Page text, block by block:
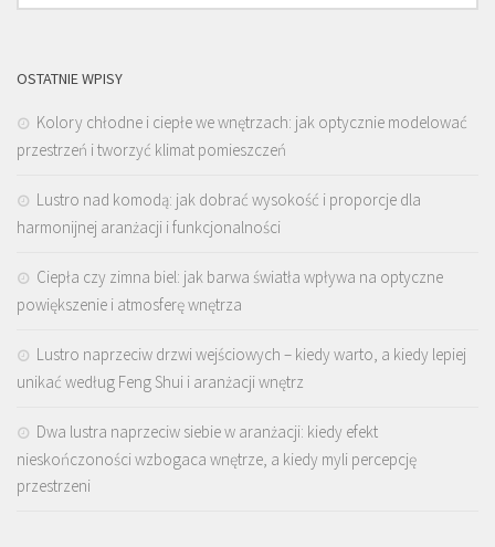
OSTATNIE WPISY
Kolory chłodne i ciepłe we wnętrzach: jak optycznie modelować
przestrzeń i tworzyć klimat pomieszczeń
Lustro nad komodą: jak dobrać wysokość i proporcje dla
harmonijnej aranżacji i funkcjonalności
Ciepła czy zimna biel: jak barwa światła wpływa na optyczne
powiększenie i atmosferę wnętrza
Lustro naprzeciw drzwi wejściowych – kiedy warto, a kiedy lepiej
unikać według Feng Shui i aranżacji wnętrz
Dwa lustra naprzeciw siebie w aranżacji: kiedy efekt
nieskończoności wzbogaca wnętrze, a kiedy myli percepcję
przestrzeni